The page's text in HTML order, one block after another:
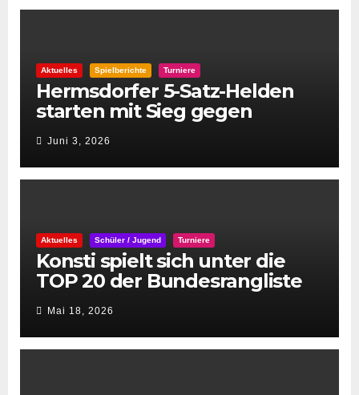
Aktuelles Spielberichte Turniere
Hermsdorfer 5-Satz-Helden
starten mit Sieg gegen
Spintastics in den STC 2026
Juni 3, 2026
Aktuelles Schüler / Jugend Turniere
Konsti spielt sich unter die
TOP 20 der Bundesrangliste
👏Mai 18, 2026